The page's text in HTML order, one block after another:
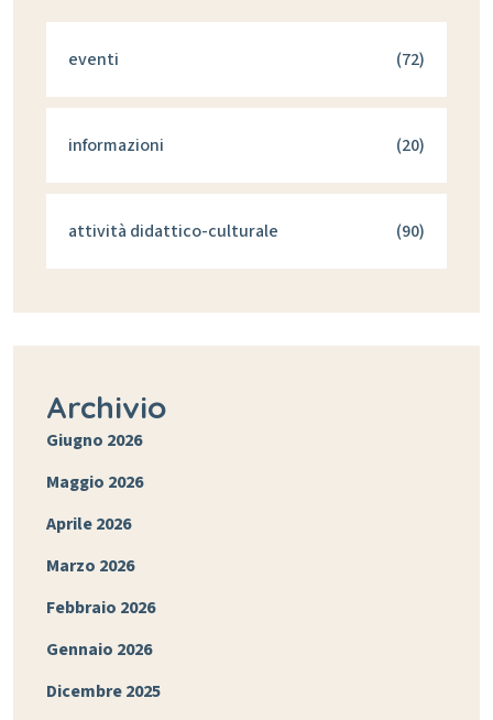
eventi (72)
informazioni (20)
attività didattico-culturale (90)
Archivio
Giugno 2026
Maggio 2026
Aprile 2026
Marzo 2026
Febbraio 2026
Gennaio 2026
Dicembre 2025